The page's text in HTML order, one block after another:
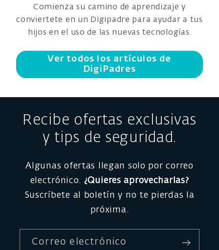
Comienza su camino de aprendizaje y
conviertete en un Digipadre para ayudar a tus
hijos en el uso de las nuevas tecnologías.
Ver todos los artículos de
DigiPadres
Recibe ofertas exclusivas
y tips de seguridad.
Algunas ofertas llegan solo por correo
electrónico. ¿Quieres aprovecharlas?
Suscríbete al boletín y no te pierdas la
próxima.
Correo electrónico